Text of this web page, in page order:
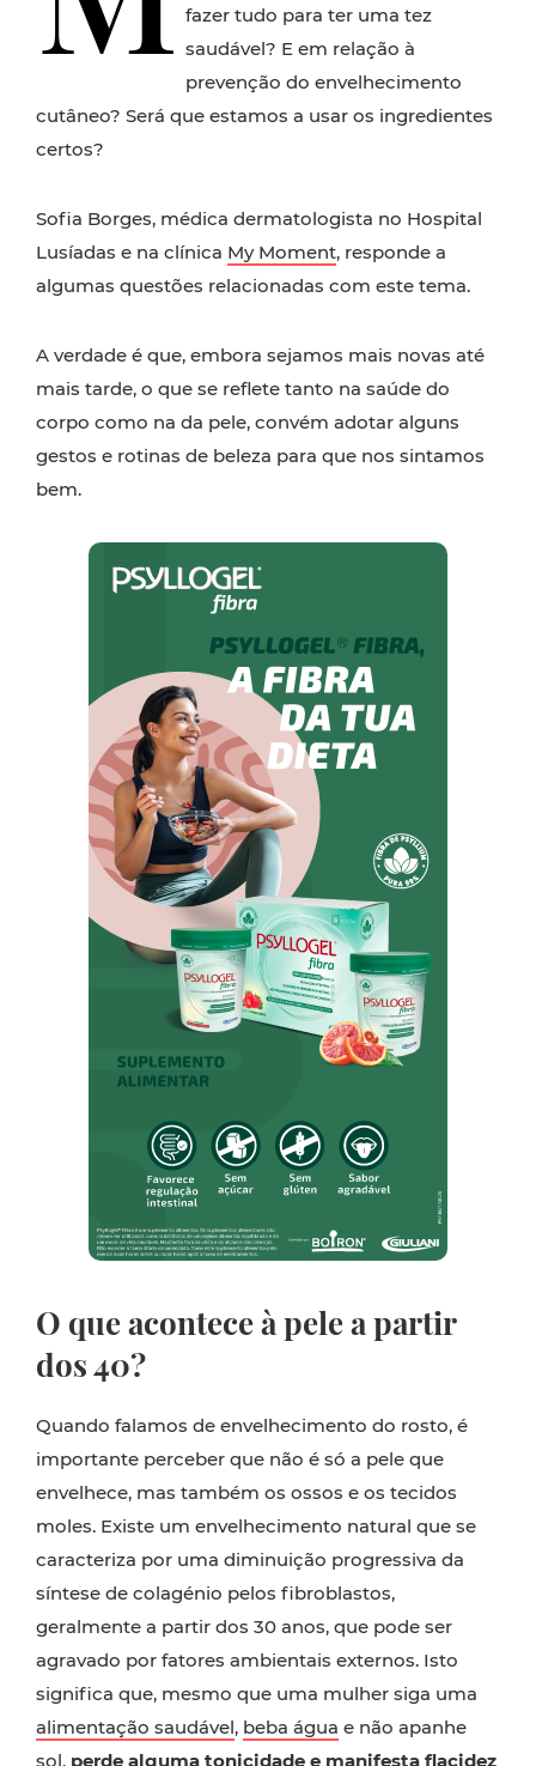
fazer tudo para ter uma tez
saudável? E em relação à
prevenção do envelhecimento
cutâneo? Será que estamos a usar os ingredientes
certos?
Sofia Borges, médica dermatologista no Hospital
Lusíadas e na clínica My Moment, responde a
algumas questões relacionadas com este tema.
A verdade é que, embora sejamos mais novas até
mais tarde, o que se reflete tanto na saúde do
corpo como na da pele, convém adotar alguns
gestos e rotinas de beleza para que nos sintamos
bem.
O que acontece à pele a partir
dos 40?
Quando falamos de envelhecimento do rosto, é
importante perceber que não é só a pele que
envelhece, mas também os ossos e os tecidos
moles. Existe um envelhecimento natural que se
caracteriza por uma diminuição progressiva da
síntese de colagénio pelos fibroblastos,
geralmente a partir dos 30 anos, que pode ser
agravado por fatores ambientais externos. Isto
significa que, mesmo que uma mulher siga uma
alimentação saudável, beba água e não apanhe
sol, perde alguma tonicidade e manifesta flacidez